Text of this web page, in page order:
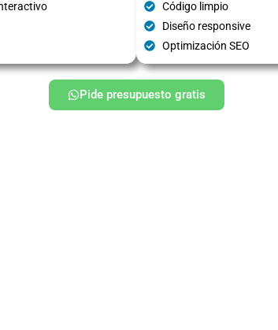
Código limpio
Diseño responsive
Optimización SEO
Pide presupuesto gratis